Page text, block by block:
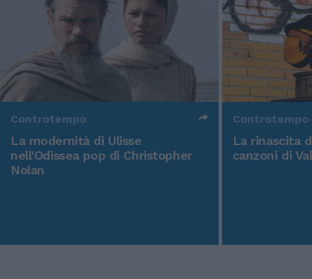
Controtempo
La modernità di Ulisse
nell'Odissea pop di Christopher
Nolan
Controtempo
La rinascita
canzoni di